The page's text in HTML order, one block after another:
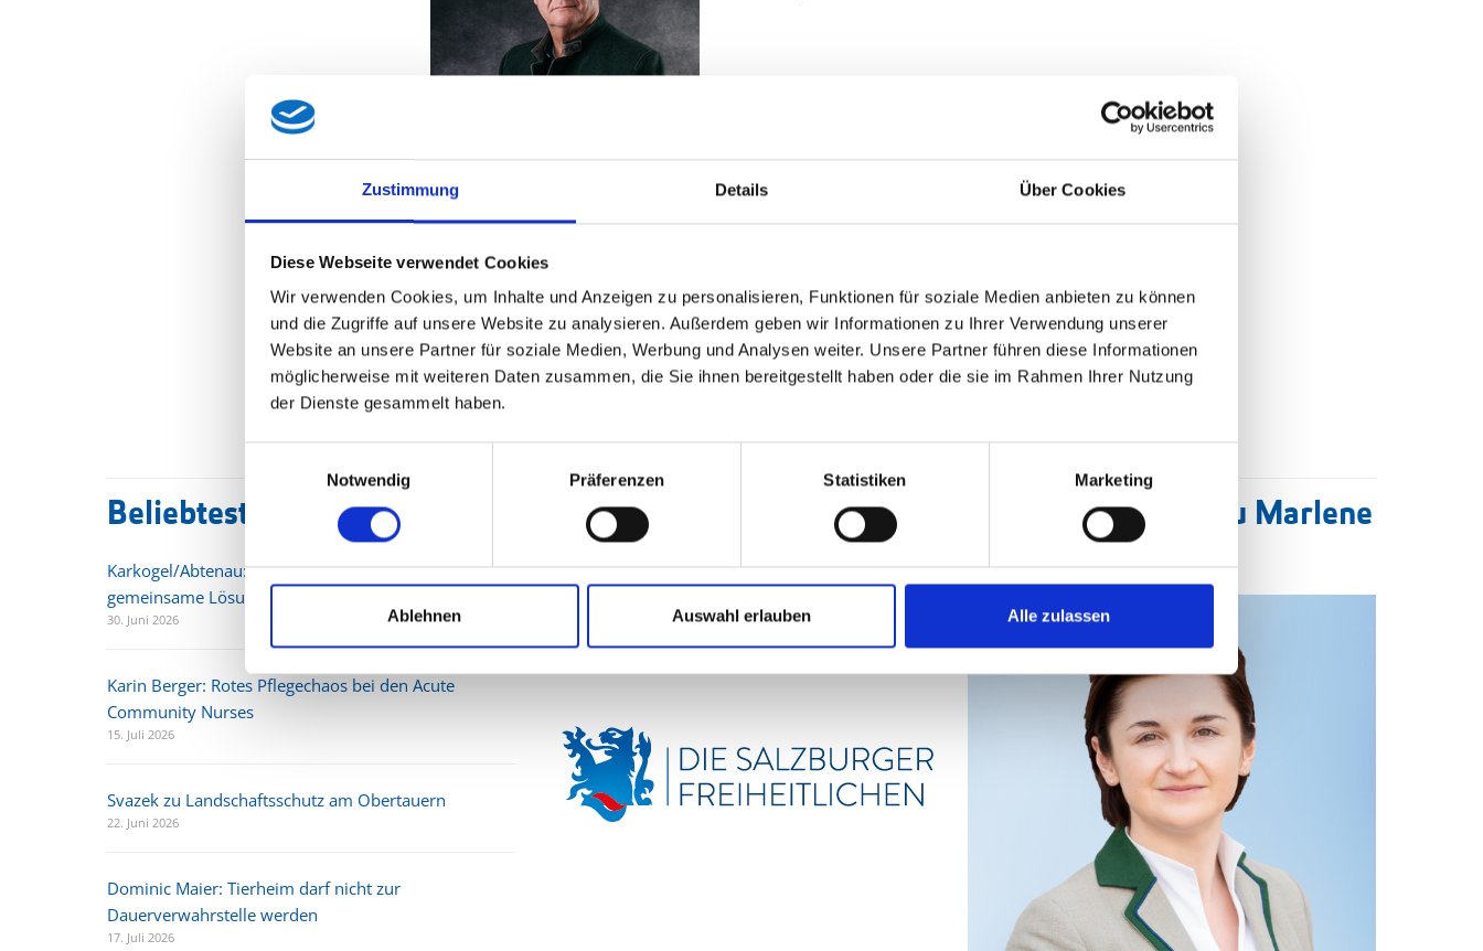
Zustimmung Details Über Cookies
Diese Webseite verwendet Cookies
Wir verwenden Cookies, um Inhalte und Anzeigen zu personalisieren, Funktionen für soziale Medien anbieten zu können
und die Zugriffe auf unsere Website zu analysieren. Außerdem geben wir Informationen zu Ihrer Verwendung unserer
Website an unsere Partner für soziale Medien, Werbung und Analysen weiter. Unsere Partner führen diese Informationen
möglicherweise mit weiteren Daten zusammen, die Sie ihnen bereitgestellt haben oder die sie im Rahmen Ihrer Nutzung
der Dienste gesammelt haben.
Notwendig
Präferenzen Statistiken Marketing
Ablehnen Auswahl erlauben Alle zulassen
So können Sie uns erreichen!
Freiheitlicher Parlamentsklub
Telefon: +43-1-40110 / 7012 | Fax: +43-1-40110 / 7099
Internet:http://www.fpoe-parlamentsklub.at| E-Mail:parlamentsklub(at)fpoe.at
Beliebteste Beiträge
Karkogel/Abtenau: Svazek freut sich über
gemeinsame Lösung und Perspektive für die Region
30. Juni 2026
Karin Berger: Rotes Pflegechaos bei den Acute
Community Nurses
15. Juli 2026
Svazek zu Landschaftsschutz am Obertauern
22. Juni 2026
Dominic Maier: Tierheim darf nicht zur
Dauerverwahrstelle werden
17. Juli 2026
Landesparteiobfrau Marlene
Svazek, BA